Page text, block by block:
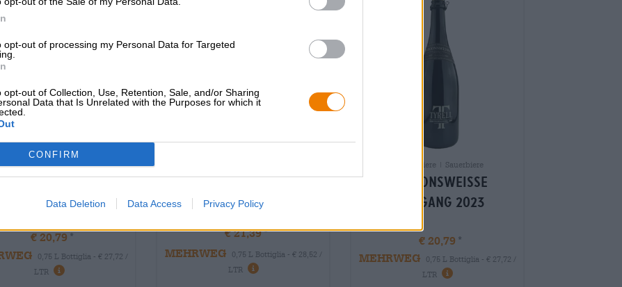
opt-out of processing my Personal Data for Targeted
opt-out of Collection, Use, Retention, Sale, and/or Sharing
Data that Is Unrelated with the Purposes for which it
CONFIRM
Data Deletion Data Access Privacy Policy
| Weizenbiere | Sauerbiere |
, Kräuter-, und Gewürzbiere
€ 20,79
0,75 L Bottiglia - € 27,72 /
LTR
Informazioni
€ 21,39
MEHRWEG
0,75 L Bottiglia - € 28,52 /
LTR
Informazioni
Weizenbiere | Sauerbiere
Passionsweisse
Jahrgang 2023
€ 20,79
MEHRWEG
0,75 L Bottiglia - € 27,72 /
LTR
Informazioni